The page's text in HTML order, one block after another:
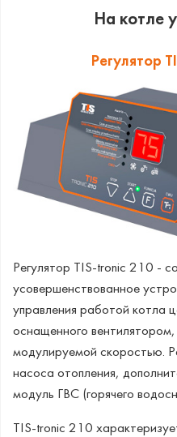
На котле
Регулятор
Регулятор TIS-tronic 210 -
усовершенствованное
управления работой котла
оснащенного
модулируемой скоростью.
насоса отопления,
модуль ГВС (горячего
TIS-tronic 210